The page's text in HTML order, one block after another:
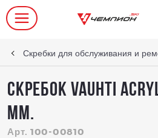
Скребки для обслуживания и
Скребок VAUHTI
мм.
Арт. 100-00810